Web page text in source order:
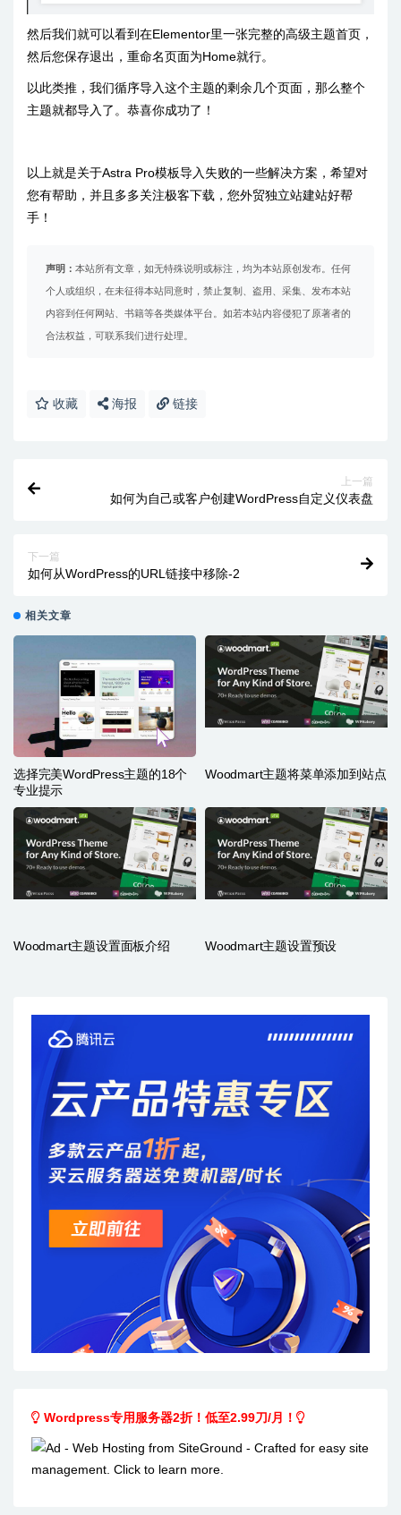
然后我们就可以看到在Elementor里一张完整的高级主题首页，
然后您保存退出，重命名页面为Home就行。
以此类推，我们循序导入这个主题的剩余几个页面，那么整个
主题就都导入了。恭喜你成功了！
以上就是关于Astra Pro模板导入失败的一些解决方案，希望对
您有帮助，并且多多关注极客下载，您外贸独立站建站好帮
手！
声明： 本站所有文章，如无特殊说明或标注，均为本站原创发布。任何
个人或组织，在未征得本站同意时，禁止复制、盗用、采集、发布本站
内容到任何网站、书籍等各类媒体平台。如若本站内容侵犯了原著者的
合法权益，可联系我们进行处理。
收藏 海报 链接
上一篇
如何为自己或客户创建WordPress自定义仪表盘
下一篇
如何从WordPress的URL链接中移除-2
相关文章
选择完美WordPress主题的18个
专业提示
Woodmart主题将菜单添加到站点
Woodmart主题设置面板介绍 Woodmart主题设置预设
Wordpress专用服务器2折！低至2.99刀/月！